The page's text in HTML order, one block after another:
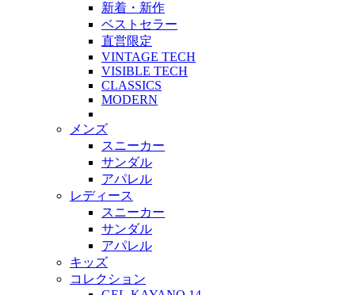
新着・新作
ベストセラー
直営限定
VINTAGE TECH
VISIBLE TECH
CLASSICS
MODERN
メンズ
スニーカー
サンダル
アパレル
レディース
スニーカー
サンダル
アパレル
キッズ
コレクション